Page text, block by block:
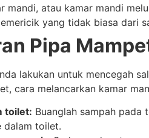
mandi, atau kamar mandi
yang tidak biasa dari
Pipa
lakukan untuk mencegah
cara melancarkan kamar
toilet: Buanglah sampah pada
dalam toilet.